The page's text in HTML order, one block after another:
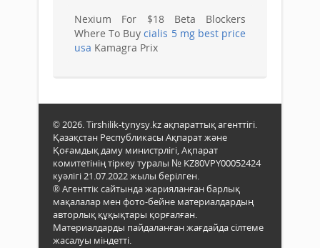
Nexium For $18 Beta Blockers
Where To Buycialis 5 mg best price
usa Kamagra Prix
© 2026. Tirshilik-tynysy.kz ақпараттық агенттігі.
Қазақстан Республикасы Ақпарат және
Қоғамдық даму министрлігі, Ақпарат
комитетінің тіркеу туралы № KZ80VPY00052424
куәлігі 21.07.2022 жылы берілген.
® Агенттік сайтында жарияланған барлық
мақалалар мен фото-бейне материалдардың
авторлық құқықтары қорғалған.
Материалдарды пайдаланған жағдайда сілтеме
жасалуы міндетті.